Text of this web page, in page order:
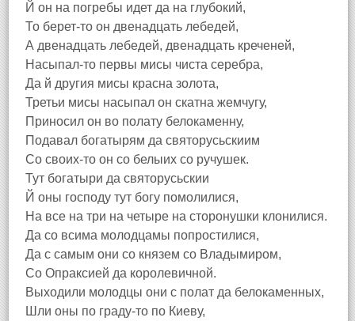
Й он на погребы идет да на глубокий,
То берет-то он двенадцать лебедей,
А двенадцать лебедей, двенадцать креченей,
Насыпал-то первы мисы чиста серебра,
Да й другия мисы красна золота,
Третьи мисы насыпал он скатна жемчугу,
Приносил он во полату белокаменну,
Подавал богатырям да святорусьскиим
Со своих-то он со белыих со ручушек.
Тут богатыри да святорусьскии
Й оны господу тут богу помолилися,
На все на три на четыре на сторонушки клонилися.
Да со всима молодцамы попростилися,
Да с самым они со князем со Владымиром,
Со Опраксией да королевичной.
Выходили молодцы они с полат да белокаменных,
Шли оны по граду-то по Киеву,